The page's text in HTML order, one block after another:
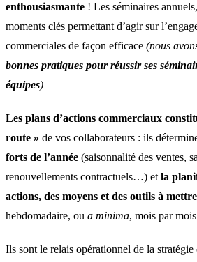
enthousiasmante ! Les séminaires
moments clés permettant d’agir sur
commerciales de façon efficace (nous
bonnes pratiques pour réussir ses
équipes)
Les plans d’actions commerciaux
route » de vos collaborateurs : ils
forts de l’année (saisonnalité des ventes,
renouvellements contractuels…) et la
actions, des moyens et des outils à
hebdomadaire, ou a minima, mois par
Ils sont le relais opérationnel de la